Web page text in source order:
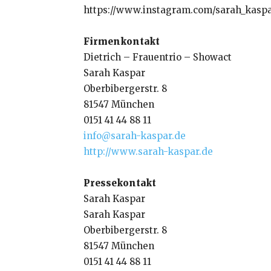
https://www.instagram.com/
Firmenkontakt
Dietrich – Frauentrio – Showact
Sarah Kaspar
Oberbibergerstr. 8
81547 München
0151 41 44 88 11
info@sarah-kaspar.de
http://www.sarah-kaspar.de
Pressekontakt
Sarah Kaspar
Sarah Kaspar
Oberbibergerstr. 8
81547 München
0151 41 44 88 11